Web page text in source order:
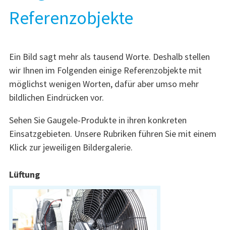
Referenzobjekte
Ein Bild sagt mehr als tausend Worte. Deshalb stellen
wir Ihnen im Folgenden einige Referenzobjekte mit
möglichst wenigen Worten, dafür aber umso mehr
bildlichen Eindrücken vor.
Sehen Sie Gaugele-Produkte in ihren konkreten
Einsatzgebieten. Unsere Rubriken führen Sie mit einem
Klick zur jeweiligen Bildergalerie.
Lüftung